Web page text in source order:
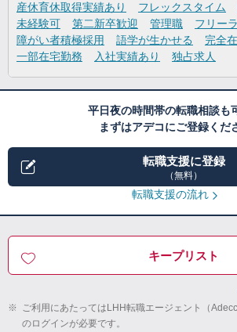
産休育休取得実績あり
フレックスタイム
未経験可
第二新卒歓迎 管理職
フリー
障がい者積極採用
語学が生かせる
完全
一部在宅勤務
入社実績あり 独占求人
平日夜の時間帯の転職相談も
まずはアデコにご登録くだ
転職支援に登録
（無料）
転職支援の流れ
キープリスト
※ ご利用にあたってはLHH転職エージェント（
のログインが必要です。